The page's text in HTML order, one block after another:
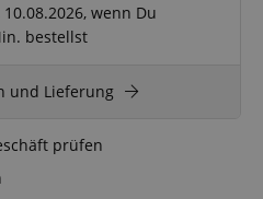
wenn Du
bestellst
und Lieferung
prüfen